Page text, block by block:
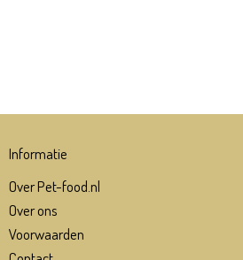
Informatie
Over Pet-food.nl
Over ons
Voorwaarden